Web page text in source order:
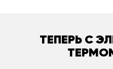
ТЕПЕРЬ С